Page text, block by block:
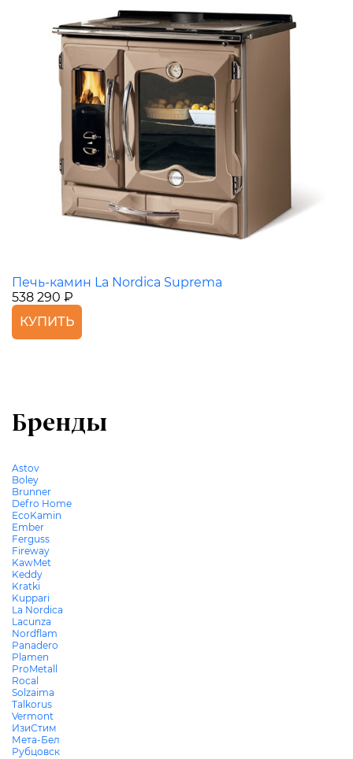
Печь-камин La Nordica Suprema
538 290 ₽
КУПИТЬ
Бренды
Astov
Boley
Brunner
Defro Home
EcoKamin
Ember
Ferguss
Fireway
KawMet
Keddy
Kratki
Kuppari
La Nordica
Lacunza
Nordflam
Panadero
Plamen
ProMetall
Rocal
Solzaima
Talkorus
Vermont
ИзиСтим
Мета-Бел
Рубцовск